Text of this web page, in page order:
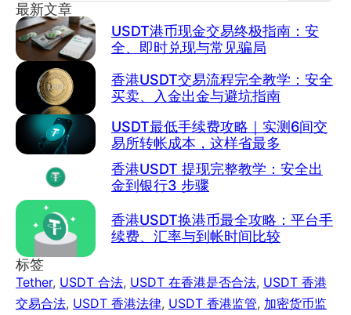
最新文章
USDT港币现金交易终极指南：安
全、即时兑现与常见骗局
香港USDT交易流程完全教学：安全
买卖、入金出金与避坑指南
USDT最低手续费攻略｜实测6间交
易所转帐成本，这样省最多
香港USDT 提现完整教学：安全出
金到银行3 步骤
香港USDT换港币最全攻略：平台手
续费、汇率与到帐时间比较
标签
Tether, USDT 合法, USDT 在香港是否合法, USDT 香港
交易合法, USDT 香港法律, USDT 香港监管, 加密货币监